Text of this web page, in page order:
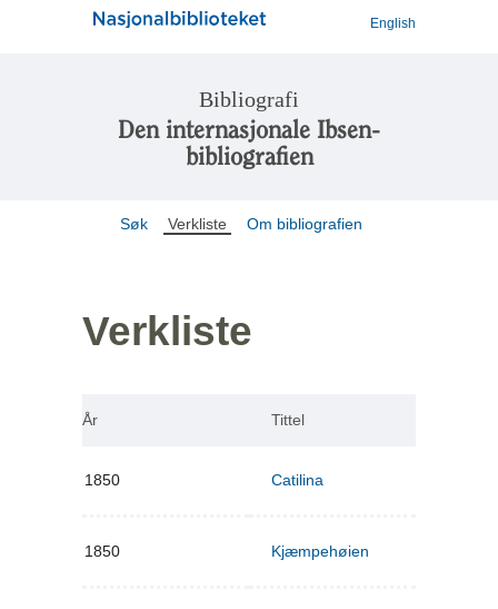
English
Bibliografi
Den internasjonale Ibsen-
bibliografien
Søk Verkliste Om bibliografien
Verkliste
År Tittel
1850 Catilina
1850 Kjæmpehøien